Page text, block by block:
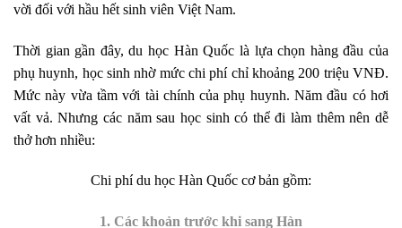
vời đối với hầu hết sinh viên Việt Nam.
Thời gian gần đây, du học Hàn Quốc là lựa chọn hàng đầu của
phụ huynh, học sinh nhờ mức chi phí chỉ khoảng 200 triệu VNĐ.
Mức này vừa tầm với tài chính của phụ huynh. Năm đầu có hơi
vất vả. Nhưng các năm sau học sinh có thể đi làm thêm nên dễ
thở hơn nhiều:
Chi phí du học Hàn Quốc cơ bản gồm:
1. Các khoản trước khi sang Hàn